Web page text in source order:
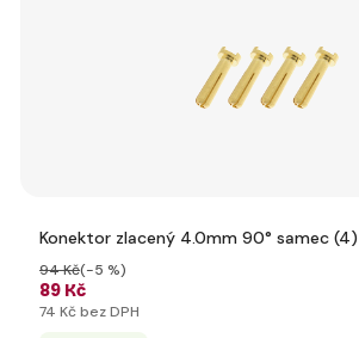
Konektor zlacený 4.0mm 90° samec (4)
89 Kč
94 Kč(-5 %)
74 Kč bez DPH